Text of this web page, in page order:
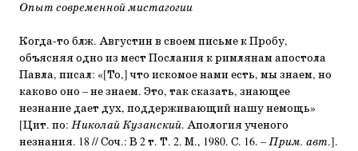
Опыт современной мистагогии
Когда-то блж. Августин в своем письме к Пробу,
объясняя од­но из мест Послания к римлянам апостола
Павла, писал: «[То,] что искомое нами есть, мы знаем, но
каково оно – не знаем. Это, так сказать, знающее
незнание дает дух, поддер­живающий нашу немощь»
[Цит. по: Николай Кузанский. Апология ученого
незнания. 18 // Соч.: В 2 т. Т. 2. М., 1980. С. 16. –Прим. авт.].